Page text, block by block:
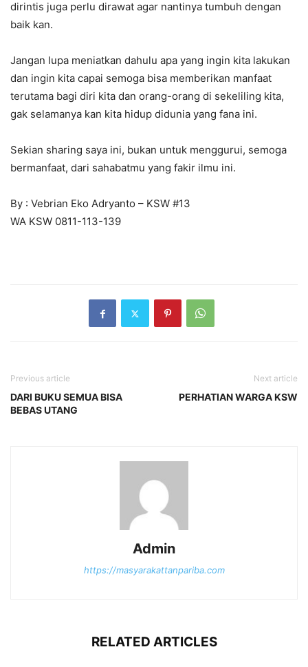
dirintis juga perlu dirawat agar nantinya tumbuh dengan
baik kan.
Jangan lupa meniatkan dahulu apa yang ingin kita lakukan
dan ingin kita capai semoga bisa memberikan manfaat
terutama bagi diri kita dan orang-orang di sekeliling kita,
gak selamanya kan kita hidup didunia yang fana ini.
Sekian sharing saya ini, bukan untuk menggurui, semoga
bermanfaat, dari sahabatmu yang fakir ilmu ini.
By : Vebrian Eko Adryanto – KSW #13
WA KSW 0811-113-139
Previous article
DARI BUKU SEMUA BISA
BEBAS UTANG
Next article
PERHATIAN WARGA KSW
Admin
https://masyarakattanpariba.com
RELATED ARTICLES